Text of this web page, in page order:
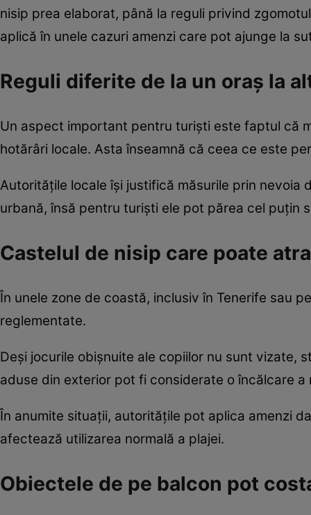
nisip prea elaborat, până la reguli privind
aplică în unele cazuri amenzi care pot ajunge la
Reguli diferite de la un oraș la
Un aspect important pentru turiști este faptul că
hotărâri locale. Asta înseamnă că ceea ce este
Autoritățile locale își justifică măsurile prin nevoia
urbană, însă pentru turiști ele pot părea cel puțin
Castelul de nisip care poate
În unele zone de coastă, inclusiv în Tenerife sau
reglementate.
Deși jocurile obișnuite ale copiilor nu sunt vizate,
aduse din exterior pot fi considerate o încălcare a
În anumite situații, autoritățile pot aplica amenzi
afectează utilizarea normală a plajei.
Obiectele de pe balcon pot